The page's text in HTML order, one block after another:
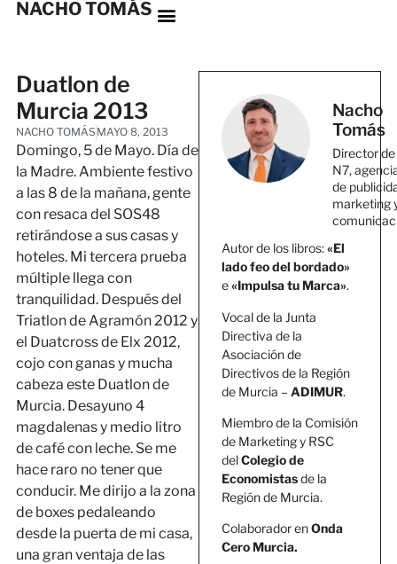
NACHO TOMÁS
Duatlon de
Murcia 2013
NACHO TOMÁS MAYO 8, 2013
Domingo, 5 de Mayo. Día de
la Madre. Ambiente festivo
a las 8 de la mañana, gente
con resaca del SOS48
retirándose a sus casas y
hoteles. Mi tercera prueba
múltiple llega con
tranquilidad. Después del
Triatlon de Agramón 2012 y
el Duatcross de Elx 2012,
cojo con ganas y mucha
cabeza este Duatlon de
Murcia. Desayuno 4
magdalenas y medio litro
de café con leche. Se me
hace raro no tener que
conducir. Me dirijo a la zona
de boxes pedaleando
desde la puerta de mi casa,
una gran ventaja de las
Nacho
Tomás
Director de
N7,
de
marketing
Autor de los libros:«El
lado feo del bordado»
e«Impulsa tu Marca».
Vocal de la Junta
Directiva de la
Asociación de
Directivos de la Región
de Murcia – ADIMUR.
Miembro de la Comisión
de Marketing y RSC
delColegio de
Economistasde la
Región de Murcia.
Colaborador enOnda
Cero Murcia.